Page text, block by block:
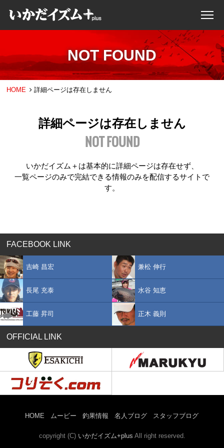
NOT FOUND
HOME 詳細ページは存在しません
詳細ページは存在しません
NOT FOUND
いかだイズム＋は基本的に詳細ページは存在せず、
一覧ページのみで完結できる情報のみを配信するサイトで
す。
FACEBOOK LINK
吉崎 昌宏 兼松 伸行
長尾 充泰 水谷 知恵
工藤 昇司 正木 義則
OFFICIAL LINK
HOME ムービー 釣果情報 名人ブログ スタッフブログ
copyright (C) いかだイズム+plus All right reserved.